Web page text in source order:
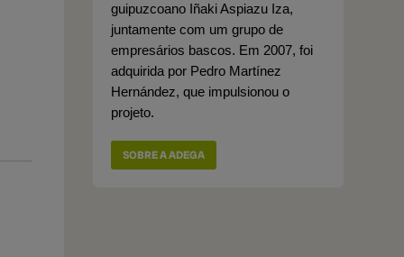
guipuzcoano Iñaki Aspiazu Iza,
juntamente com um grupo de
empresários bascos. Em 2007, foi
adquirida por Pedro Martínez
Hernández, que impulsionou o
projeto.
SOBRE A ADEGA